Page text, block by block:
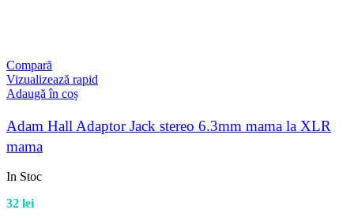
Compară
Vizualizează rapid
Adaugă în coș
Adam Hall Adaptor Jack stereo 6.3mm mama la XLR
mama
In Stoc
32 lei